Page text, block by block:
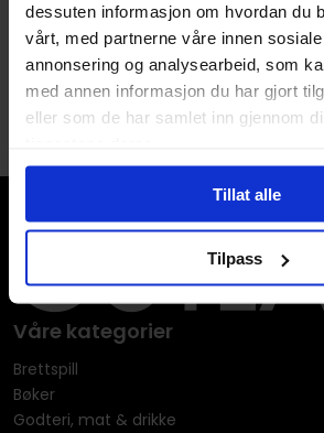
dessuten informasjon om hvordan du
vårt, med partnerne våre innen
annonsering og analysearbeid, som
med annen informasjon du har gjort
eller som de har samlet inn gjennom
Tillat alle
Tilpass
Våre kategorier
Brettspill
Bøker
Godteri, mat & drikke